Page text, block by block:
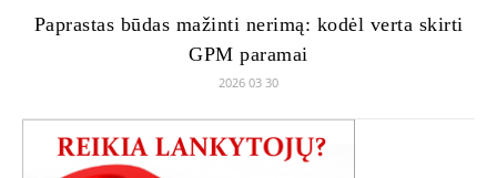
Paprastas būdas mažinti nerimą: kodėl verta skirti
GPM paramai
2026 03 30